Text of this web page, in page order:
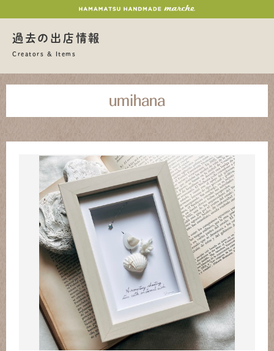
過去の出店情報
Creators & Items
umihana